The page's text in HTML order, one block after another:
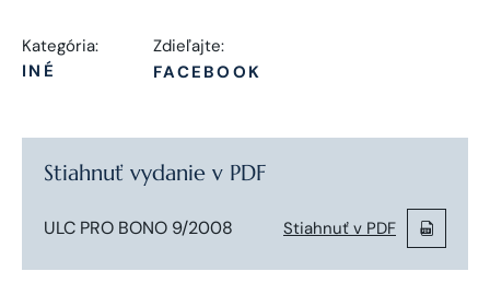
Kategória:
INÉ
Zdieľajte:
FACEBOOK
Stiahnuť vydanie v PDF
ULC PRO BONO 9/2008 Stiahnuť v PDF